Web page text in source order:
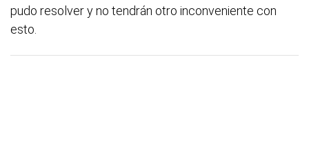
pudo resolver y no tendrán otro inconveniente con
esto.